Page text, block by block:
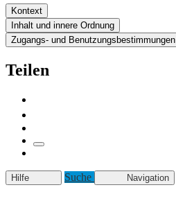
Kontext
Inhalt und innere Ordnung
Zugangs- und Benutzungsbestimmungen
Teilen
Hilfe Suche Navigation